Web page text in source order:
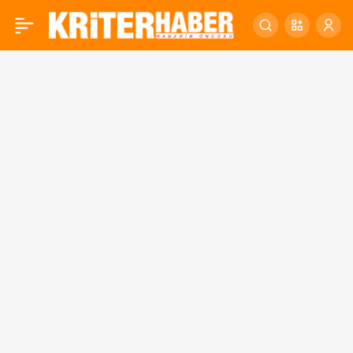
Büyükşehir, Savaştepe’ye 0